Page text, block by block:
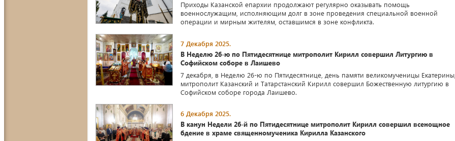
Приходы Казанской епархии продолжают регулярно оказывать помощь
военнослужащим, исполняющим долг в зоне проведения специальной военной
операции и мирным жителям, оставшимся в зоне конфликта.
7 Декабря 2025.
В Неделю 26-ю по Пятидесятнице митрополит Кирилл совершил Литургию в
Софийском соборе в Лаишево
7 декабря, в Неделю 26-ю по Пятидесятнице, день памяти великомученицы Екатерины,
митрополит Казанский и Татарстанский Кирилл совершил Божественную литургию в
Софийском соборе города Лаишево.
6 Декабря 2025.
В канун Недели 26-й по Пятидесятнице митрополит Кирилл совершил всенощное
бдение в храме священномученика Кирилла Казанского